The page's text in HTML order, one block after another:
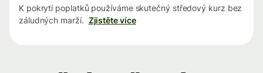
K pokrytí poplatků používáme skutečný středový kurz bez
záludných marží. Zjistěte více